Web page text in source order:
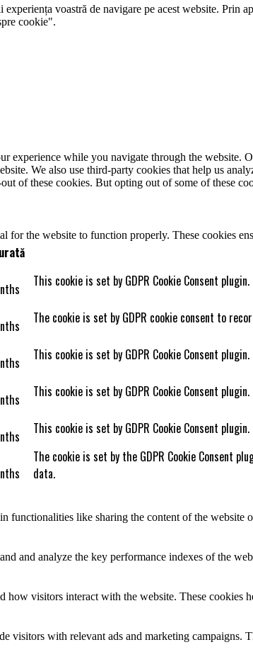
voastră de navigare pe acest website. Prin
cookie".
experience while you navigate through the website.
We also use third-party cookies that help us
of these cookies. But opting out of some of these
for the website to function properly. These cookies
This cookie is set by GDPR Cookie Consent
The cookie is set by GDPR cookie consent to
This cookie is set by GDPR Cookie Consent
This cookie is set by GDPR Cookie Consent
This cookie is set by GDPR Cookie Consent
The cookie is set by the GDPR Cookie Consent
data.
functionalities like sharing the content of the website
and analyze the key performance indexes of the
how visitors interact with the website. These
visitors with relevant ads and marketing